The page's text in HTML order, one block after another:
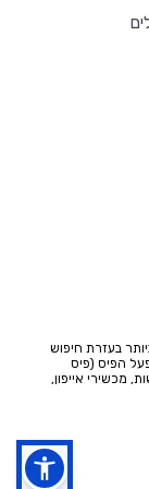
למריחת
בעזרת חיפוש
הפיס (פיס
מכשירי אייפון,